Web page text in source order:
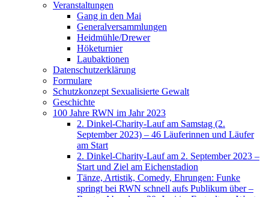
Veranstaltungen
Gang in den Mai
Generalversammlungen
Heidmühle/Drewer
Höketurnier
Laubaktionen
Datenschutzerklärung
Formulare
Schutzkonzept Sexualisierte Gewalt
Geschichte
100 Jahre RWN im Jahr 2023
2. Dinkel-Charity-Lauf am Samstag (2.
September 2023) – 46 Läuferinnen und Läufer
am Start
2. Dinkel-Charity-Lauf am 2. September 2023 –
Start und Ziel am Eichenstadion
Tänze, Artistik, Comedy, Ehrungen: Funke
springt bei RWN schnell aufs Publikum über –